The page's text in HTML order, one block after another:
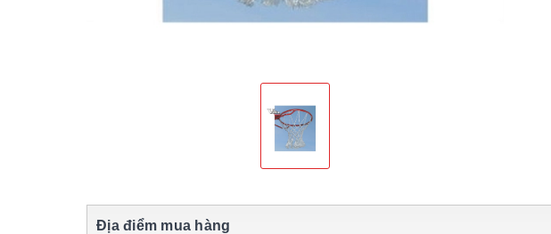
Địa điểm mua hàng